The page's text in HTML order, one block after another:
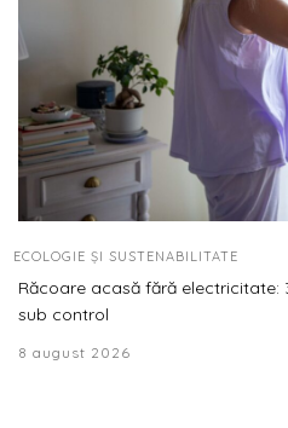
ECOLOGIE ȘI SUSTENABILITATE
Răcoare acasă fără electricitate:
sub control
8 august 2026